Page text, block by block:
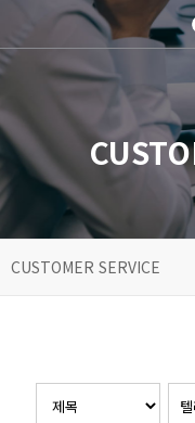
CUSTOMER SERVICE